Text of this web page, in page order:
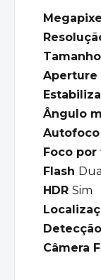
Aperture
Ângulo
Autofoco
Foco
Flash
HDR Sim
Câmera